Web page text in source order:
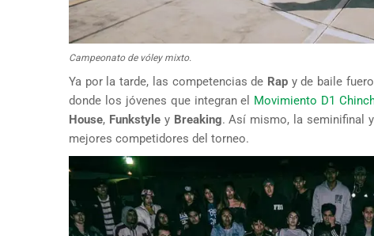
Campeonato de vóley mixto.
Ya por la tarde, las competencias de Rapy de baile
donde los jóvenes que integran el Movimiento D1
House, Funkstyley Breaking. Así mismo, la seminifinal
mejores competidores del torneo.